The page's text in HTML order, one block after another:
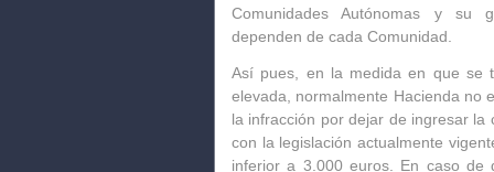
Comunidades Autónomas y su
dependen de cada Comunidad.
Así pues, en la medida en que se
elevada, normalmente Hacienda no
la infracción por dejar de ingresar
con la legislación actualmente
inferior a 3.000 euros. En caso de